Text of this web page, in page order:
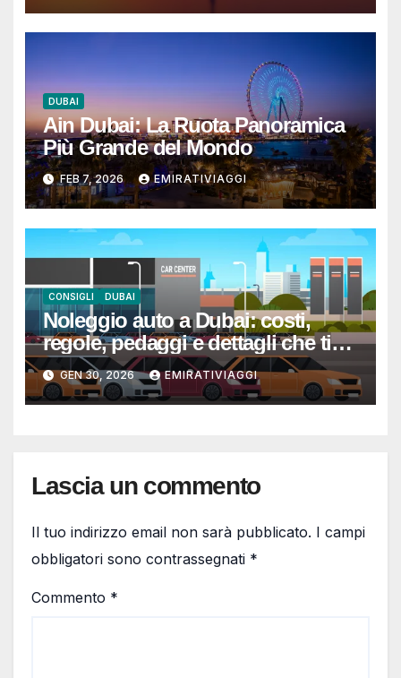
DUBAI
Ain Dubai: La Ruota Panoramica
Più Grande del Mondo
FEB 7, 2026 EMIRATIVIAGGI
CONSIGLI DUBAI
Noleggio auto a Dubai: costi,
regole, pedaggi e dettagli che ti
evitano sorprese
GEN 30, 2026 EMIRATIVIAGGI
Lascia un commento
Il tuo indirizzo email non sarà pubblicato. I campi
obbligatori sono contrassegnati *
Commento *